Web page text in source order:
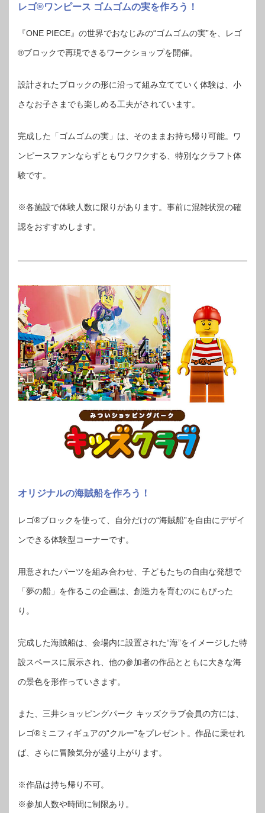
レゴ®ワンピース ゴムゴムの実を作ろう！
『ONE PIECE』の世界でおなじみの“ゴムゴムの実”を、レゴ
®ブロックで再現できるワークショップを開催。
設計されたブロックの形に沿って組み立てていく体験は、小
さなお子さまでも楽しめる工夫がされています。
完成した「ゴムゴムの実」は、そのままお持ち帰り可能。ワ
ンピースファンならずともワクワクする、特別なクラフト体
験です。
※各施設で体験人数に限りがあります。事前に混雑状況の確
認をおすすめします。
オリジナルの海賊船を作ろう！
レゴ®ブロックを使って、自分だけの“海賊船”を自由にデザイ
ンできる体験型コーナーです。
用意されたパーツを組み合わせ、子どもたちの自由な発想で
「夢の船」を作るこの企画は、創造力を育むのにもぴった
り。
完成した海賊船は、会場内に設置された“海”をイメージした特
設スペースに展示され、他の参加者の作品とともに大きな海
の景色を形作っていきます。
また、三井ショッピングパーク キッズクラブ会員の方には、
レゴ®ミニフィギュアの“クルー”をプレゼント。作品に乗せれ
ば、さらに冒険気分が盛り上がります。
※作品は持ち帰り不可。
※参加人数や時間に制限あり。